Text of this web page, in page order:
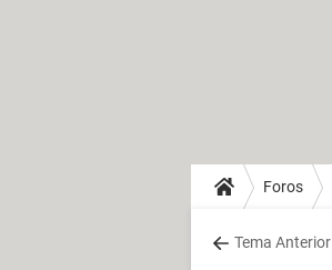
Foros
Tema Anterior